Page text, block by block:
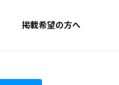
掲載希望の方へ